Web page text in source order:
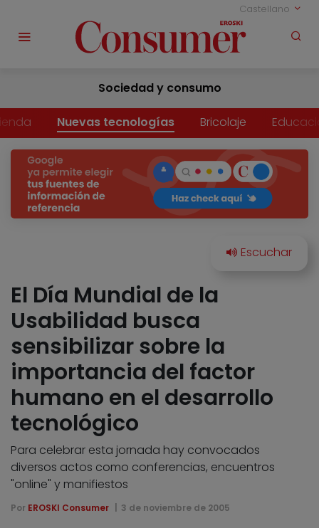
Castellano
Sociedad y consumo
Nuevas tecnologías Bricolaje
El Día Mundial de la
Usabilidad busca
sensibilizar sobre la
importancia del factor
humano en el desarrollo
tecnológico
Para celebrar esta jornada hay convocados
diversos actos como conferencias, encuentros
"online" y manifiestos
Por EROSKI Consumer 3 de noviembre de 2005